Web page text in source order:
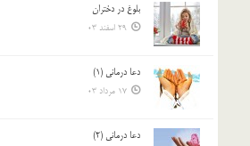
بلوغ در دختران
29 اسفند 03
دعا درمانی (1)
17 مرداد 03
دعا درمانی (2)